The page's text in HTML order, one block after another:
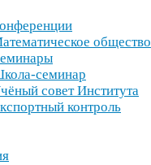
общество
​семинар
совет Института
контроль